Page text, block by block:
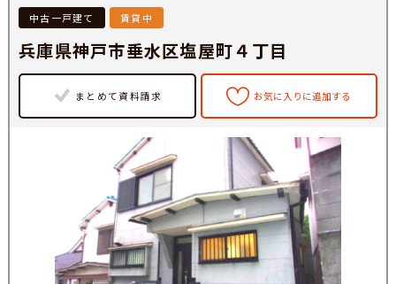
中古一戸建て 賃貸中
兵庫県神戸市垂水区塩屋町４丁目
まとめて資料請求 お気に入りに追加する